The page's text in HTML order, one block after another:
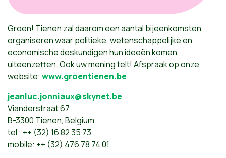
Groen! Tienen zal daarom een aantal bijeenkomsten
organiseren waar politieke, wetenschappelijke en
economische deskundigen hun ideeën komen
uiteenzetten. Ook uw mening telt! Afspraak op onze
website: www.groentienen.be.
jeanluc.jonniaux@skynet.be
Vianderstraat 67
B-3300 Tienen, Belgium
tel : ++ (32) 16 82 35 73
mobile: ++ (32) 476 78 74 01